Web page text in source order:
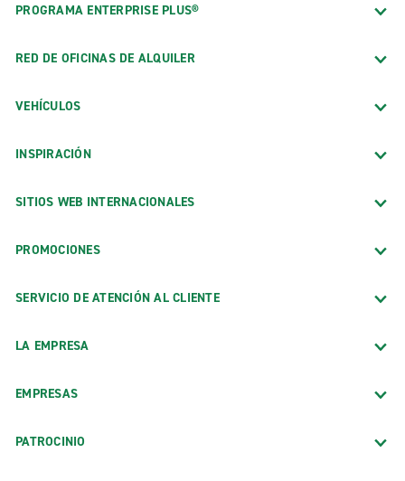
PROGRAMA ENTERPRISE PLUS®
RED DE OFICINAS DE ALQUILER
VEHÍCULOS
INSPIRACIÓN
SITIOS WEB INTERNACIONALES
PROMOCIONES
SERVICIO DE ATENCIÓN AL CLIENTE
LA EMPRESA
EMPRESAS
PATROCINIO